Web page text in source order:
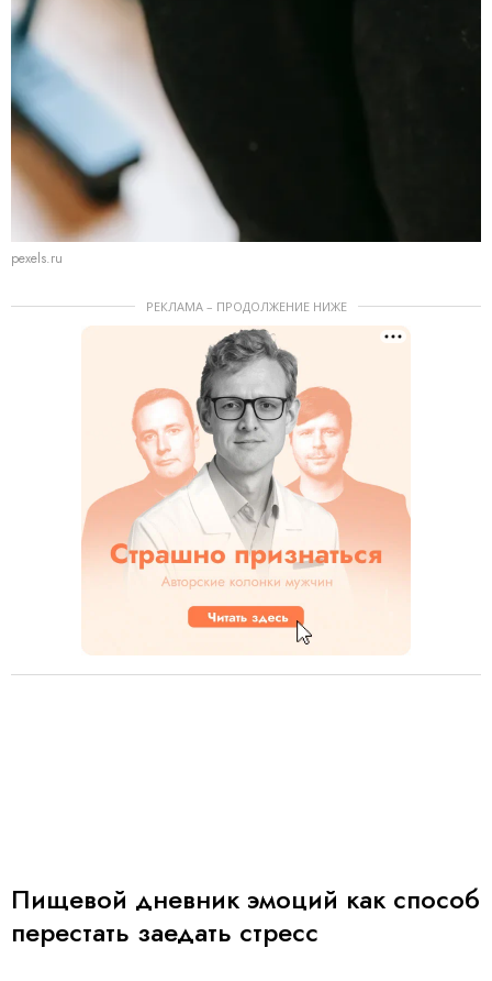
pexels.ru
РЕКЛАМА – ПРОДОЛЖЕНИЕ НИЖЕ
Пищевой дневник эмоций как способ
перестать заедать стресс